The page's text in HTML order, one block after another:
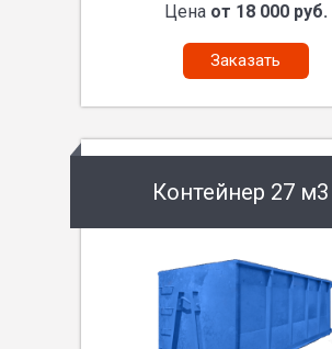
Цена от 18 000 руб.
Заказать
Контейнер 27 м3